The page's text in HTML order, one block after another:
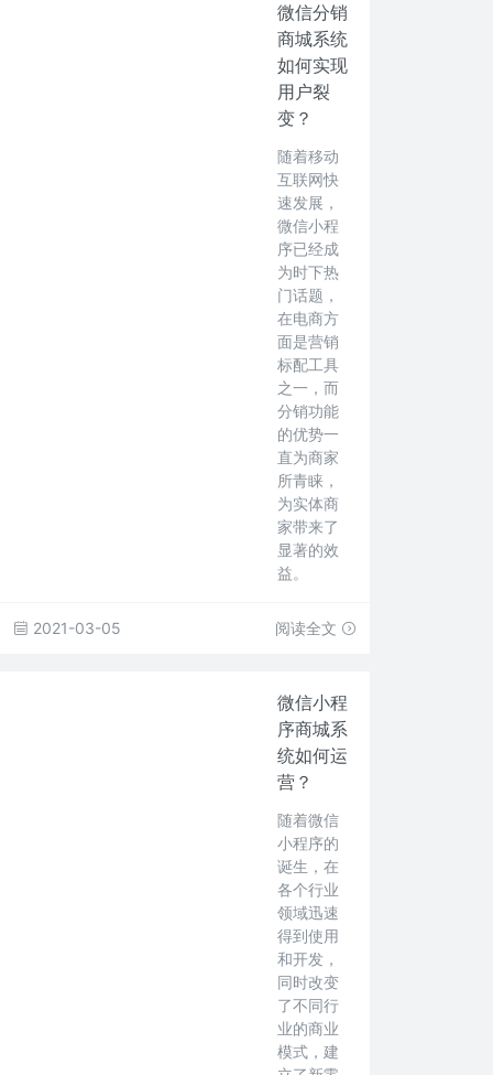
微信分销
商城系统
如何实现
用户裂
变？
随着移动
互联网快
速发展，
微信小程
序已经成
为时下热
门话题，
在电商方
面是营销
标配工具
之一，而
分销功能
的优势一
直为商家
所青睐，
为实体商
家带来了
显著的效
益。
2021-03-05 阅读全文
微信小程
序商城系
统如何运
营？
随着微信
小程序的
诞生，在
各个行业
领域迅速
得到使用
和开发，
同时改变
了不同行
业的商业
模式，建